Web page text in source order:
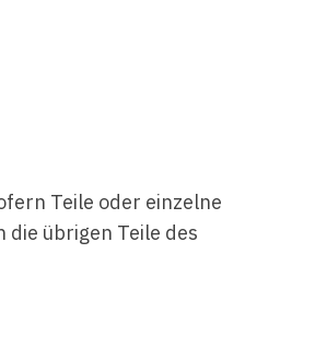
Teile oder einzelne
übrigen Teile des